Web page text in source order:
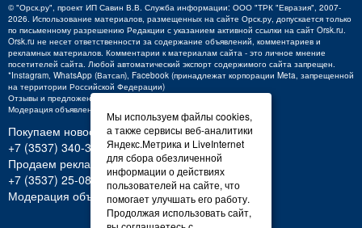
©"Орск.ру" , проект ИП Савин В.В. Служба информации: ООО "ТРК "Евразия", 2007-
2026. Использование материалов, размещенных на сайте Орск.ру, допускается только
по письменному разрешению Редакции с указанием активной ссылки на сайт Orsk.ru.
Orsk.ru не несет ответственности за содержание объявлений, комментариев и
рекламных материалов. Комментарии к материалам сайта - это личное мнение
посетителей сайта. Любой автоматический экспорт содержимого сайта запрещен.
*Instagram, WhatsApp (Ватсап), Facebook (принадлежат корпорации Meta, запрещенной
на территории Российской Федерации)
Отзывы и предложения о работе портала:
Модерация объявлений +7 (3537) 32-71-28
Покупаем новости:
+7 (3537) 340-300,340300@orsk.ru
Продаем рекламу:
+7 (3537) 25-08-07;250807@orsk.ru
Модерация объявлений: +7 (3537) 32-71-28
Мы используем файлы cookies,
а также сервисы веб-аналитики
Яндекс.Метрика и LiveInternet
для сбора обезличенной
информации о действиях
пользователей на сайте, что
помогает улучшать его работу.
Продолжая использовать сайт,